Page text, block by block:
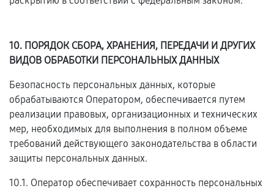
10. ПОРЯДОК СБОРА, ХРАНЕНИЯ, ПЕРЕДАЧИ И ДРУГИХ
ВИДОВ ОБРАБОТКИ ПЕРСОНАЛЬНЫХ ДАННЫХ
Безопасность персональных данных, которые
обрабатываются Оператором, обеспечивается путем
реализации правовых, организационных и технических
мер, необходимых для выполнения в полном объеме
требований действующего законодательства в области
защиты персональных данных.
10.1. Оператор обеспечивает сохранность персональных